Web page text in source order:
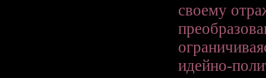
своему
идейно-